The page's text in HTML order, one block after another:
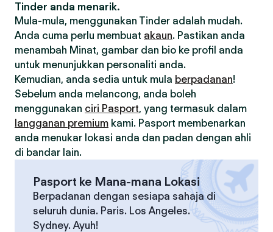
Tinder anda menarik.
Mula-mula, menggunakan Tinder adalah mudah.
Anda cuma perlu membuat akaun. Pastikan anda
menambah Minat, gambar dan bio ke profil anda
untuk menunjukkan personaliti anda.
Kemudian, anda sedia untuk mula berpadanan!
Sebelum anda melancong, anda boleh
menggunakan ciri Pasport, yang termasuk dalam
langganan premium kami. Pasport membenarkan
anda menukar lokasi anda dan padan dengan ahli
di bandar lain.
Pasport ke Mana-mana Lokasi
Berpadanan dengan sesiapa sahaja di
seluruh dunia. Paris. Los Angeles.
Sydney. Ayuh!